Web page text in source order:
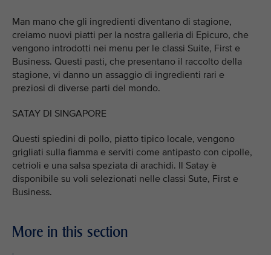
Man mano che gli ingredienti diventano di stagione,
creiamo nuovi piatti per la nostra galleria di Epicuro, che
vengono introdotti nei menu per le classi Suite, First e
Business. Questi pasti, che presentano il raccolto della
stagione, vi danno un assaggio di ingredienti rari e
preziosi di diverse parti del mondo.
SATAY DI SINGAPORE
Questi spiedini di pollo, piatto tipico locale, vengono
grigliati sulla fiamma e serviti come antipasto con cipolle,
cetrioli e una salsa speziata di arachidi. Il Satay è
disponibile su voli selezionati nelle classi Sute, First e
Business.
More in this section